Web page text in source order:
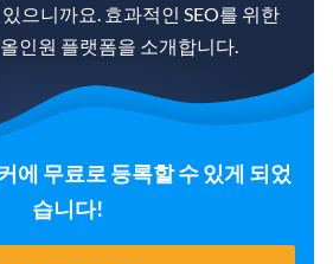
으니까요. 효과적인 SEO를 위한
인원 플랫폼을 소개합니다.
에 무료로 등록할 수 있게 되었
습니다!